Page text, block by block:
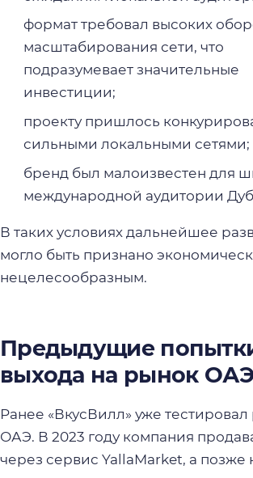
формат требовал высоких
масштабирования сети, что
подразумевает значительные
инвестиции;
проекту пришлось
сильными локальными сетями;
бренд был малоизвестен для
международной аудитории
В таких условиях дальнейшее
могло быть признано
нецелесообразным.
Предыдущие
выхода на рынок
Ранее «ВкусВилл» уже
ОАЭ. В 2023 году компания
через сервис YallaMarket, а позже